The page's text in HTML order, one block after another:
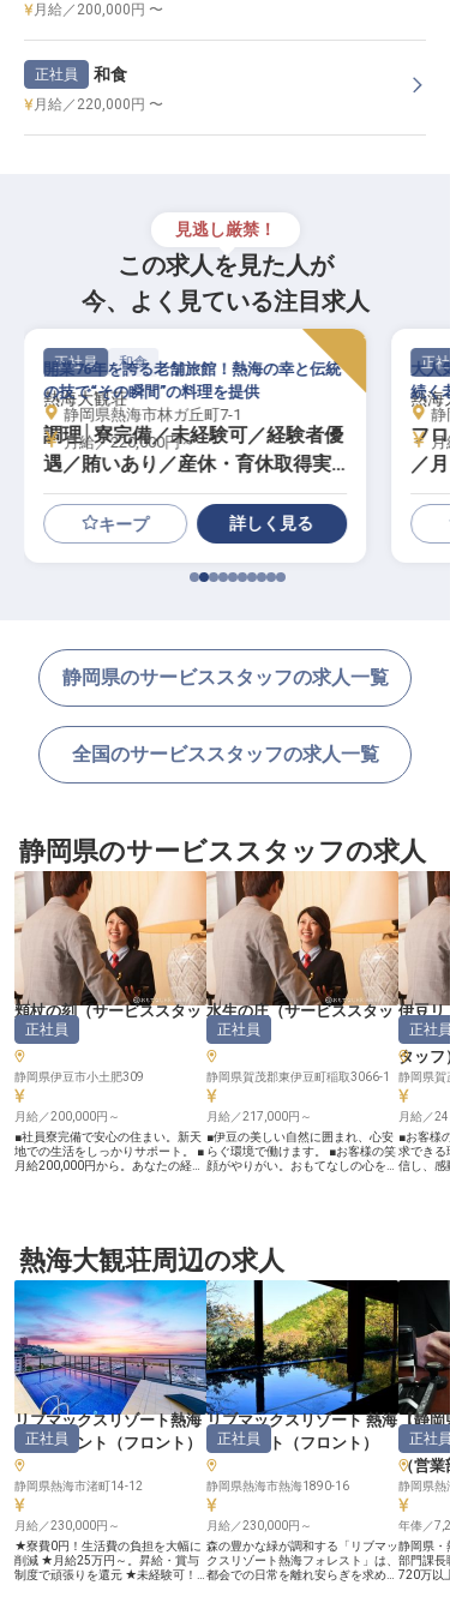
月給／200,000円 〜
正社員 和食
月給／220,000円 〜
見逃し厳禁！
この求人を見た人が
今、よく見ている注目求人
正社員 和食
熱海大観荘
調理│寮完備／未経験可／経験者優
遇／賄いあり／産休・育休取得実
績あり
開業76年を誇る老舗旅館！熱海の幸と伝統
の技で“その瞬間”の料理を提供
静岡県熱海市林ガ丘町7-1
月給／220,000円～
キープ 詳しく見る
正社
熱海
フ
／
年2回
大人
続く
静
静岡県のサービススタッフの求人一覧
全国のサービススタッフの求人一覧
静岡県のサービススタッフの求人
頬杖の刻（サービススタッ
フ）
正社員
静岡県伊豆市小土肥309
月給／200,000円～
■社員寮完備で安心の住まい。新天
地での生活をしっかりサポート。 ■
月給200,000円から。あなたの経験
ーー【お客様の心に残るおもてなし
を】 当施設では、お客様一人ひと
りに寄り添い、心温まるおもてなし
を提供することを大切にしていま
す。チェックインからお食事の配
膳、客室の清掃まで、多岐にわたる
業務を通じて、お客様の滞在が忘れ
られない思い出となるよう努めてい
ます。 お客様の笑顔が、私たちに
とって何よりの喜びです。未経験の
方でも、先輩スタッフが丁寧にサポ
ートいたしますので、安心して新し
い一歩を踏み出してください。 ー
ー【安心して長く働ける環境とキャ
リアアップ】 社員寮を完備してお
り、単身者の方からご家族で移住を
検討されている方まで、安心して新
生活をスタートできる環境です。家
賃負担も少なく、生活費を抑えなが
ら仕事に集中できます。 また、社
会保険完備はもちろん、まかないや
社員割引、U・Iターン支援制度な
ど、充実した福利厚生であなたの生
活をサポート。未経験からでも、お
水生の庄（サービススタッ
フ）
正社員
静岡県賀茂郡東伊豆町稲取3066-1
月給／217,000円～
■伊豆の美しい自然に囲まれ、心安
らぐ環境で働けます。 ■お客様の笑
顔がやりがい。おもてなしの心を磨
台】 宿泊されるお客様へ、心温ま
るおもてなしを提供する客室係のお
仕事です。伊豆の豊かな自然に囲ま
れた当施設で、お客様の旅の思い出
を彩るお手伝いをしませんか。客室
でのお食事の提供や片付け、お客様
のお出迎え、館内清掃など、一つひ
とつの業務に心を込めて取り組んで
いただきます。お客様の「ありがと
う」の言葉が、何よりの喜びとなる
でしょう。 ーー【未経験からプロ
へ。成長を支える充実の環境】 着
物での接客が初めての方もご安心く
ださい。着物の着付けは先輩スタッ
フが丁寧に指導いたしますので、す
ぐに慣れていただけます。中抜け勤
務で休憩時間もたっぷり確保されて
おり、無理なく働ける環境です。月
給は217,000円〜237,000円からス
タートし、社会保険も完備。安定し
た環境で、おもてなしのプロフェッ
ショナルを目指しませんか。あなた
の新しい挑戦を心よりお待ちしてお
ります。 ※2025年12月19日時点の
伊豆リ
by 温
タッフ
正社員
月給／
■お客様
求できる
信し、感
だサービ
お客様
を大切に
けると
からイ
信まで、
て、お客
る喜びを
域の魅力
様に伝え
はの特
ーー【あ
やすい環
した環境
スです。
トし、社
イカー通
安心です
10分と
ざいます
歓迎いた
熱海大観荘周辺の求人
リブマックスリゾート熱海
シーフロント
（フロント ）
正社員
静岡県熱海市渚町14-12
月給／230,000円～
★寮費0円！生活費の負担を大幅に
削減 ★月給25万円～。昇給・賞与
制度で頑張りを還元 ★未経験可！
リブマックスリゾート 熱海
フォレスト
（フロント ）
正社員
静岡県熱海市熱海1890-16
月給／230,000円～
森の豊かな緑が調和する「リブマッ
クスリゾート熱海フォレスト」は、
都会での日常を離れ安らぎを求める
【静岡
館（マ
（営業
正社員
年俸／
静岡県・
部門課長
720万以